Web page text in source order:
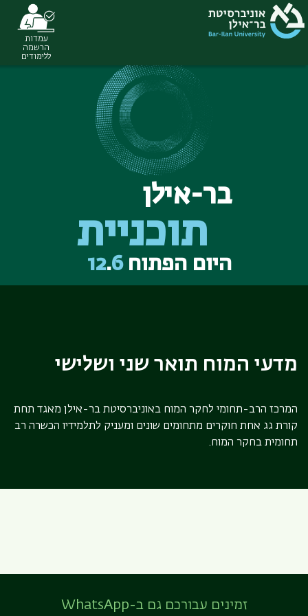
עמדות
הרשמה
ללימודים
בר-אילן
תוכניית
היום הפתוח 12.6
מדעי המוח תואר שני ושלישי
המרכז הרב-תחומי לחקר המוח באוניברסיטת בר-אילן מאגד תחת
קורת גג אחת חוקרים מתחומים שונים ומעניק לתלמידיו הכשרה רב
תחומית בחקר המוח.
זמינים עבורכם גם ב-WhatsApp